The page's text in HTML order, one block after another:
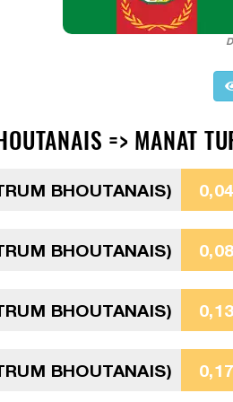
=> MANAT
BHOUTANAIS)
BHOUTANAIS)
BHOUTANAIS)
BHOUTANAIS)